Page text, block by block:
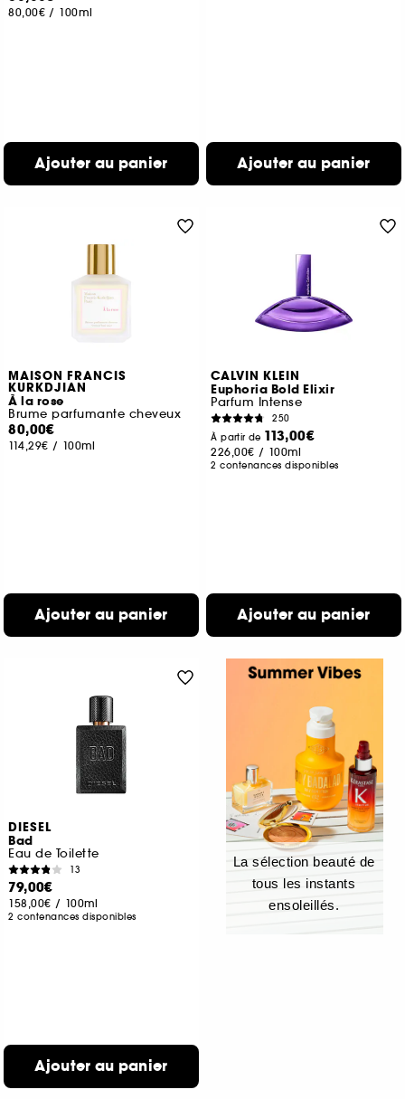
80,00€ / 100ml
Ajouter au panier Ajouter au panier
MAISON FRANCIS
KURKDJIAN
À la rose
Brume parfumante cheveux
80,00€
114,29€ / 100ml
Ajouter au panier
CALVIN KLEIN
Euphoria Bold Elixir
Parfum Intense
250
À partir de 113,00€
226,00€ / 100ml
2 contenances disponibles
Ajouter au panier
DIESEL
Bad
Eau de Toilette
13
79,00€
158,00€ / 100ml
2 contenances disponibles
Ajouter au panier
La sélection beauté de
tous les instants
ensoleillés.